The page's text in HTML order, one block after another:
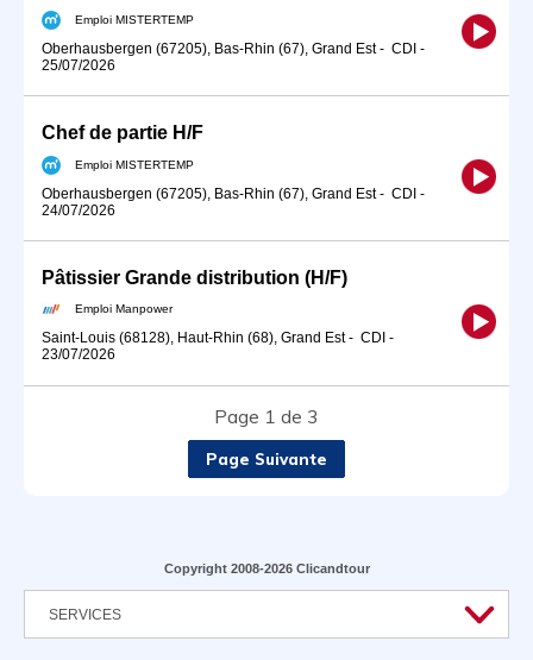
Emploi MISTERTEMP
Oberhausbergen (67205), Bas-Rhin (67), Grand Est- CDI -
25/07/2026
Chef de partie H/F
Emploi MISTERTEMP
Oberhausbergen (67205), Bas-Rhin (67), Grand Est- CDI -
24/07/2026
Pâtissier Grande distribution (H/F)
Emploi Manpower
Saint-Louis (68128), Haut-Rhin (68), Grand Est- CDI -
23/07/2026
Page 1 de 3
Page Suivante
Copyright 2008-2026 Clicandtour
SERVICES